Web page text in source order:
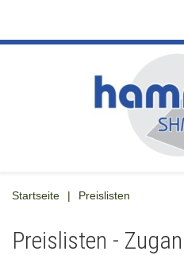
Startseite Preislisten
Preislisten -